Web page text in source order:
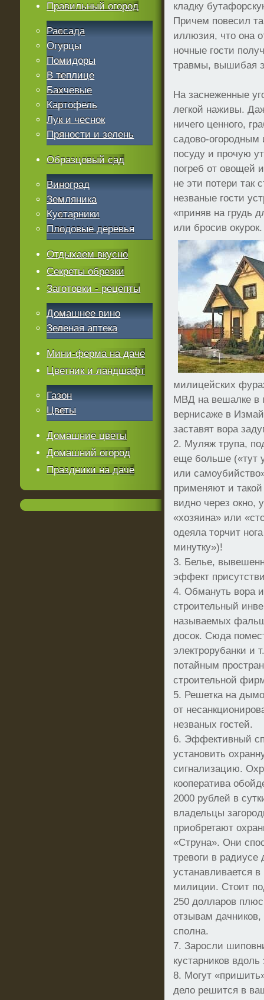
кладку
Причем повесил
иллюзия, что она
ночные гости
травмы, вышибая
На заснеженные
легкой наживы.
ничего ценного,
садово-огородным
посуду и прочую
погреб от овощей
не эти потери так
незваные гости
«приняв на грудь
или бросив окурок.
милицейских
МВД на вешалке в
вернисаже в
заставят вора
2. Муляж трупа,
еще больше («тут
или
применяют и
видно через окно,
«хозяина» или
одеяла торчит
минутку»)!
3. Белье,
эффект
4. Обмануть вора
строительный
называемых
досок. Сюда
электрорубанки и
потайным
строительной
5. Решетка на
от
незваных гостей.
6. Эффективный
установить
сигнализацию.
кооператива
2000 рублей в
владельцы
приобретают
«Струна». Они
тревоги в
устанавливается
милиции. Стоит
250 долларов
отзывам дачников,
сполна.
7. Заросли
кустарников
8. Могут
дело решится в
Правильный огород
Рассада
Огурцы
Помидоры
В теплице
Бахчевые
Картофель
Лук и чеснок
Пряности и зелень
Образцовый сад
Виноград
Земляника
Кустарники
Плодовые деревья
Отдыхаем вкусно
Секреты обрезки
Заготовки - рецепты
Домашнее вино
Зеленая аптека
Мини-ферма на даче
Цветник и ландшафт
Газон
Цветы
Домашние цветы
Домашний огород
Праздники на даче